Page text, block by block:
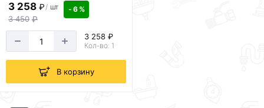
3 258 ₽/ шт
3 450 ₽
- 6 %
3 258 ₽
Кол-во: 1
В корзину